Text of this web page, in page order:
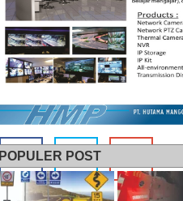
POPULER POST